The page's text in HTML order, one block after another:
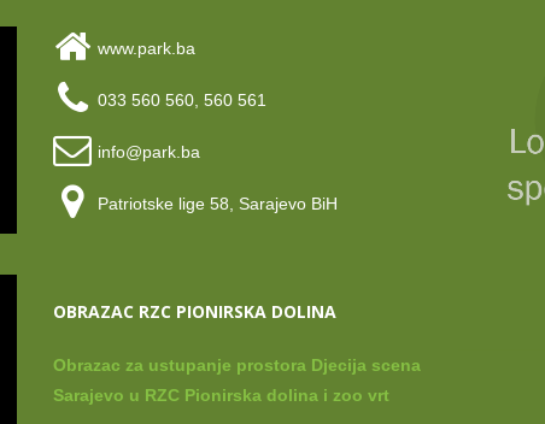
www.park.ba
033 560 560, 560 561
info@park.ba
Patriotske lige 58, Sarajevo BiH
OBRAZAC RZC PIONIRSKA DOLINA
Obrazac za ustupanje prostora Djecija scena
Sarajevo u RZC Pionirska dolina i zoo vrt